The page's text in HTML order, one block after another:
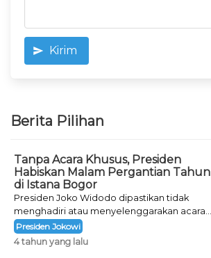
Kirim
Berita Pilihan
Tanpa Acara Khusus, Presiden
Habiskan Malam Pergantian Tahun
di Istana Bogor
Presiden Joko Widodo dipastikan tidak
menghadiri atau menyelenggarakan acara
khusus untuk mengisi malam pergantian
tahun.
Presiden Jokowi
4 tahun yang lalu